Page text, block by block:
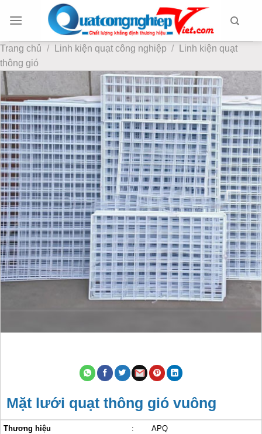
đến
dung
Trang chủ / Linh kiện quạt công nghiệp /
Linh kiện quạt
thông gió
Mặt lưới quạt thông gió vuông
Thương hiệu :
APQ